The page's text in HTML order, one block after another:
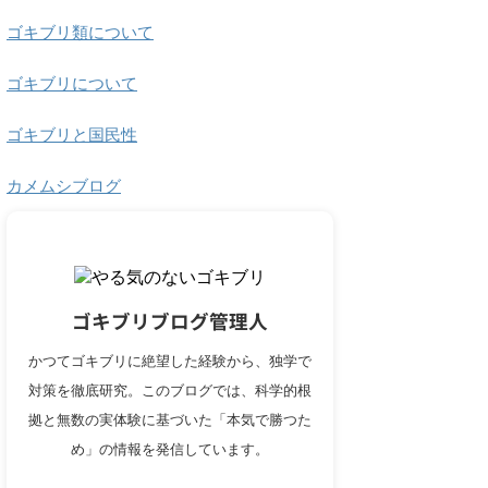
ゴキブリ類について
ゴキブリについて
ゴキブリと国民性
カメムシブログ
ゴキブリブログ管理人
かつてゴキブリに絶望した経験から、独学で
対策を徹底研究。このブログでは、科学的根
拠と無数の実体験に基づいた「本気で勝つた
め」の情報を発信しています。